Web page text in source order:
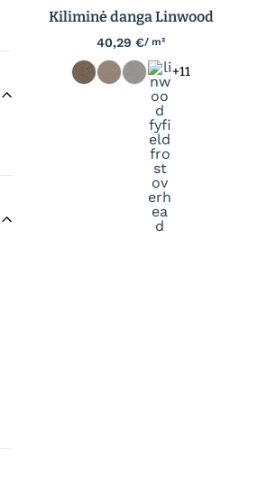
Kiliminė danga Linwood
40,29€/ m²
+11